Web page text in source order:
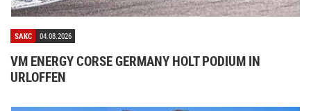
SAKC 04.08.2026
VM ENERGY CORSE GERMANY HOLT PODIUM IN
URLOFFEN